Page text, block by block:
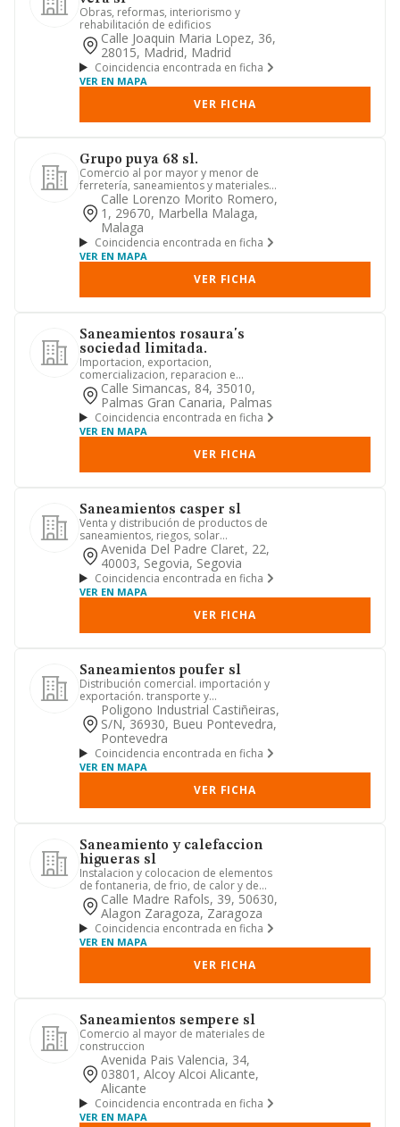
Obras, reformas, interiorismo y
rehabilitación de edificios
Calle Joaquin Maria Lopez, 36,
28015, Madrid, Madrid
Coincidencia encontrada en ficha
VER EN MAPA
VER FICHA
Grupo puya 68 sl.
Comercio al por mayor y menor de
ferretería, saneamientos y materiales
de construcción
Calle Lorenzo Morito Romero,
1, 29670, Marbella Malaga,
Malaga
Coincidencia encontrada en ficha
VER EN MAPA
VER FICHA
Saneamientos rosaura's
sociedad limitada.
Importacion, exportacion,
comercializacion, reparacion e
instalacion de toda clase de sanitarios,
m...
Calle Simancas, 84, 35010,
Palmas Gran Canaria, Palmas
Coincidencia encontrada en ficha
VER EN MAPA
VER FICHA
Saneamientos casper sl
Venta y distribución de productos de
saneamientos, riegos, solar
térmica,ferretería y calefacción.
Avenida Del Padre Claret, 22,
40003, Segovia, Segovia
Coincidencia encontrada en ficha
VER EN MAPA
VER FICHA
Saneamientos poufer sl
Distribución comercial. importación y
exportación. transporte y
almacenamiento.
Poligono Industrial Castiñeiras,
S/n, 36930, Bueu Pontevedra,
Pontevedra
Coincidencia encontrada en ficha
VER EN MAPA
VER FICHA
Saneamiento y calefaccion
higueras sl
Instalacion y colocacion de elementos
de fontaneria, de frio, de calor y de
acondicionamiento de ai...
Calle Madre Rafols, 39, 50630,
Alagon Zaragoza, Zaragoza
Coincidencia encontrada en ficha
VER EN MAPA
VER FICHA
Saneamientos sempere sl
Comercio al mayor de materiales de
construccion
Avenida Pais Valencia, 34,
03801, Alcoy Alcoi Alicante,
Alicante
Coincidencia encontrada en ficha
VER EN MAPA